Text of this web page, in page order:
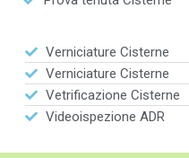
Verniciature Cisterne
Verniciature Cisterne
Vetrificazione Cisterne
Videoispezione ADR